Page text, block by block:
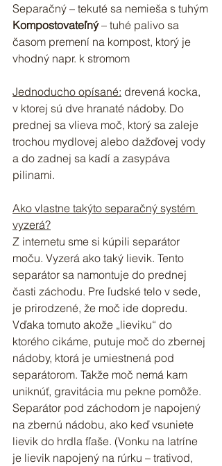
Separačný – tekuté sa nemieša s tuhým
Kompostovateľný – tuhé palivo sa
časom premení na kompost, ktorý je
vhodný napr. k stromom
Jednoducho opísané: drevená kocka,
v ktorej sú dve hranaté nádoby. Do
prednej sa vlieva moč, ktorý sa zaleje
trochou mydlovej alebo dažďovej vody
a do zadnej sa kadí a zasypáva
pilinami.
Ako vlastne takýto separačný systém
vyzerá?
Z internetu sme si kúpili separátor
moču. Vyzerá ako taký lievik. Tento
separátor sa namontuje do prednej
časti záchodu. Pre ľudské telo v sede,
je prirodzené, že moč ide dopredu.
Vďaka tomuto akože „lieviku“ do
ktorého cikáme, putuje moč do zbernej
nádoby, ktorá je umiestnená pod
separátorom. Takže moč nemá kam
uniknúť, gravitácia mu pekne pomôže.
Separátor pod záchodom je napojený
na zbernú nádobu, ako keď vsuniete
lievik do hrdla fľaše. (Vonku na latríne
je lievik napojený na rúrku – trativod,